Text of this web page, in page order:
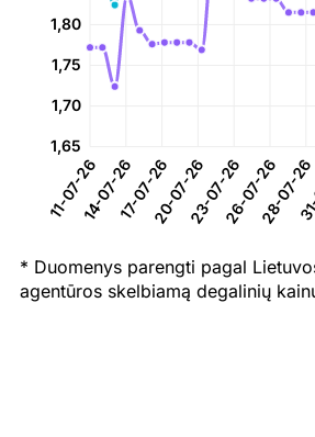
1,80
1,75
1,70
1,65
11-07-2614-07-2617-07-2620-07-2623-07-2626-07-2628-07-26
* Duomenys parengti pagal
agentūros skelbiamą degalinių